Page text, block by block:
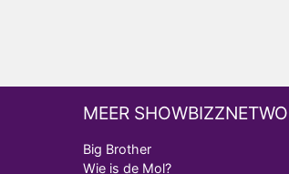
MEER
Big Brother
Wie is de Mol?